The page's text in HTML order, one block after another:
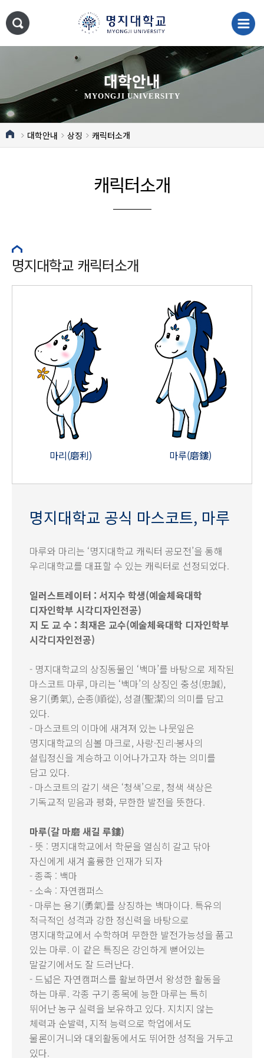
대학안내
MYONGJI UNIVERSITY
대학안내 상징 캐릭터소개
캐릭터소개
명지대학교 캐릭터소개
마리(磨利) 마루(磨鏤)
명지대학교 공식 마스코트, 마루
마루와 마리는 ‘명지대학교 캐릭터 공모전’을 통해
우리대학교를 대표할 수 있는 캐릭터로 선정되었다.
일러스트레이터 : 서지수 학생(예술체육대학
디자인학부 시각디자인전공)
지 도 교 수 : 최재은 교수(예술체육대학 디자인학부
시각디자인전공)
- 명지대학교의 상징동물인 ‘백마’를 바탕으로 제작된
마스코트 마루, 마리는 ‘백마’의 상징인 충성(忠誠),
용기(勇氣), 순종(順從), 성결(聖潔)의 의미를 담고
있다.
- 마스코트의 이마에 새겨져 있는 나뭇잎은
명지대학교의 심볼 마크로, 사랑·진리·봉사의
설립정신을 계승하고 이어나가고자 하는 의미를
담고 있다.
- 마스코트의 갈기 색은 ‘청색’으로, 청색 색상은
기독교적 믿음과 평화, 무한한 발전을 뜻한다.
마루(갈 마磨 새길 루鏤)
- 뜻 : 명지대학교에서 학문을 열심히 갈고 닦아
자신에게 새겨 훌륭한 인재가 되자
- 종족 : 백마
- 소속 : 자연캠퍼스
- 마루는 용기(勇氣)를 상징하는 백마이다. 특유의
적극적인 성격과 강한 정신력을 바탕으로
명지대학교에서 수학하며 무한한 발전가능성을 품고
있는 마루. 이 같은 특징은 강인하게 뻗어있는
말갈기에서도 잘 드러난다.
- 드넓은 자연캠퍼스를 활보하면서 왕성한 활동을
하는 마루. 각종 구기 종목에 능한 마루는 특히
뛰어난 농구 실력을 보유하고 있다. 지치지 않는
체력과 순발력, 지적 능력으로 학업에서도
물론이거니와 대외활동에서도 뛰어한 성적을 거두고
있다.